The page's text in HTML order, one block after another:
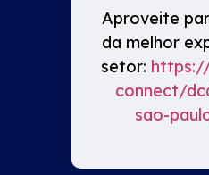
Aproveite
da melhor
setor:
connect/
sao-